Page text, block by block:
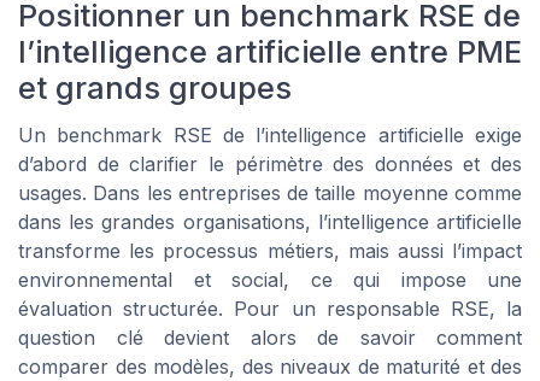
Positionner un benchmark RSE de
l’intelligence artificielle entre PME
et grands groupes
Un benchmark RSE de l’intelligence artificielle exige
d’abord de clarifier le périmètre des données et des
usages. Dans les entreprises de taille moyenne comme
dans les grandes organisations, l’intelligence artificielle
transforme les processus métiers, mais aussi l’impact
environnemental et social, ce qui impose une
évaluation structurée. Pour un responsable RSE, la
question clé devient alors de savoir comment
comparer des modèles, des niveaux de maturité et des